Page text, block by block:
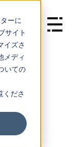
ーに
サイト
イズさ
メディ
いての
くださ